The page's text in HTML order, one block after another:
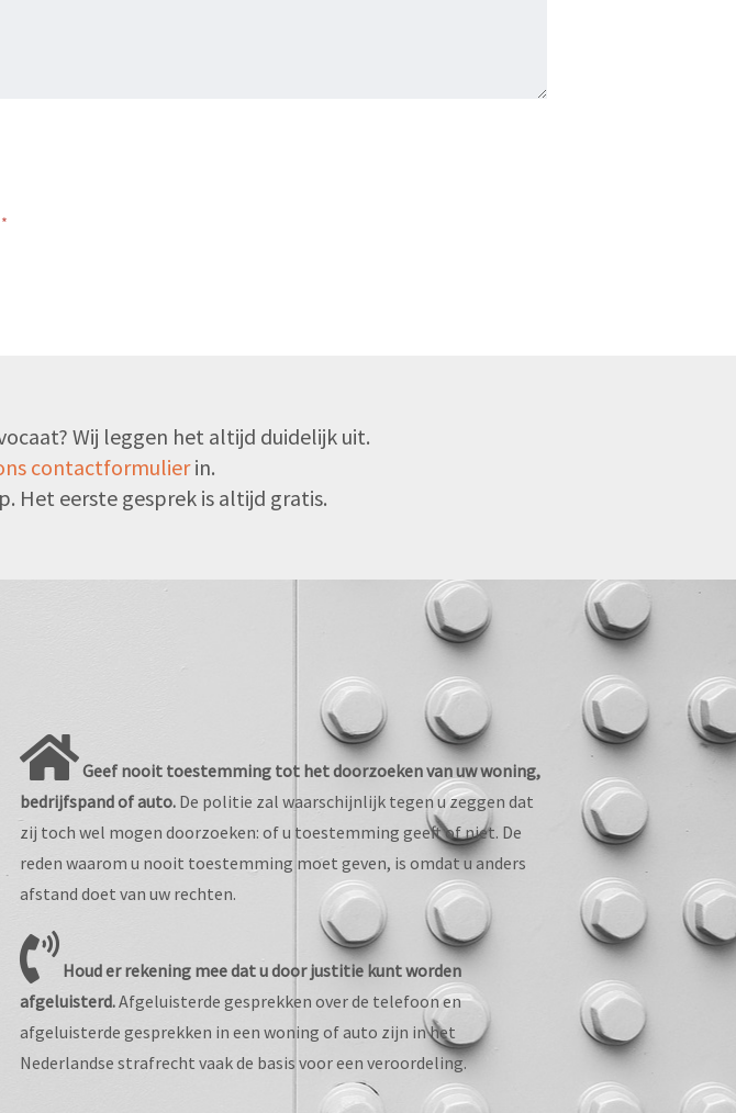
*
Wij leggen het altijd duidelijk uit.
contactformulierin.
Het eerste gesprek is altijd gratis.
Geef nooit toestemming tot het doorzoeken van uw woning,
bedrijfspand of auto. De politie zal waarschijnlijk tegen u zeggen dat
zij toch wel mogen doorzoeken: of u toestemming geeft of niet. De
reden waarom u nooit toestemming moet geven, is omdat u anders
afstand doet van uw rechten.
Houd er rekening mee dat u door justitie kunt worden
afgeluisterd.Afgeluisterde gesprekken over de telefoon en
afgeluisterde gesprekken in een woning of auto zijn in het
Nederlandse strafrecht vaak de basis voor een veroordeling.